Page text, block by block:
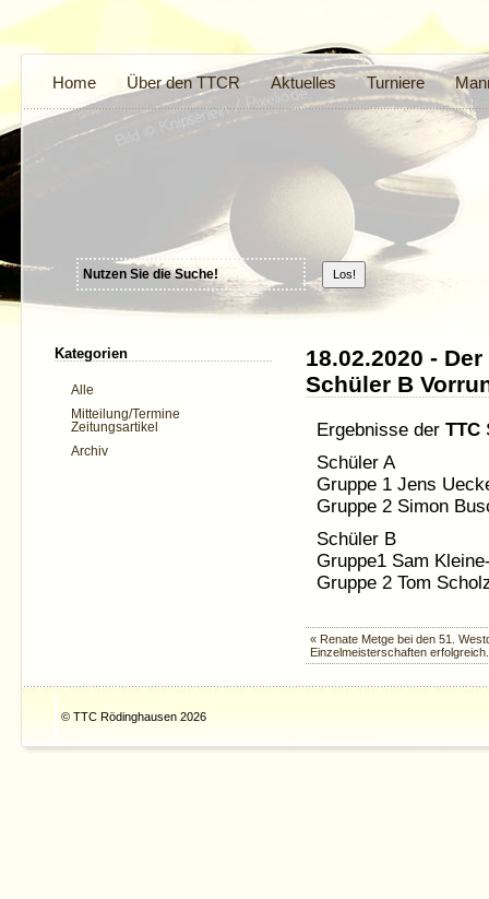
Home Über den TTCR Aktuelles Turniere
18.02.2020 -
Schüler B
Ergebnisse der TTC
Schüler A
Gruppe 1 Jens
Gruppe 2 Simon
Schüler B
Gruppe1 Sam
Gruppe 2 Tom
« Renate Metge bei den 51.
Einzelmeisterschaften erfolgreich.
Kategorien
Alle
Mitteilung/Termine
Zeitungsartikel
Archiv
© TTC Rödinghausen 2026